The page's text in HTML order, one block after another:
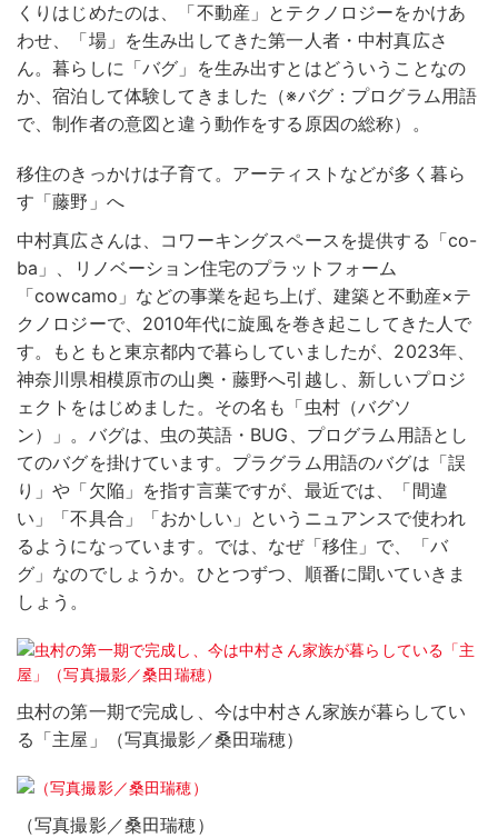
くりはじめたのは、「不動産」とテクノロジーをかけあ
わせ、「場」を生み出してきた第一人者・中村真広さ
ん。暮らしに「バグ」を生み出すとはどういうことなの
か、宿泊して体験してきました（※バグ：プログラム用語
で、制作者の意図と違う動作をする原因の総称）。
移住のきっかけは子育て。アーティストなどが多く暮ら
す「藤野」へ
中村真広さんは、コワーキングスペースを提供する「co-
ba」、リノベーション住宅のプラットフォーム
「cowcamo」などの事業を起ち上げ、建築と不動産×テ
クノロジーで、2010年代に旋風を巻き起こしてきた人で
す。もともと東京都内で暮らしていましたが、2023年、
神奈川県相模原市の山奥・藤野へ引越し、新しいプロジ
ェクトをはじめました。その名も「虫村（バグソ
ン）」。バグは、虫の英語・BUG、プログラム用語とし
てのバグを掛けています。プラグラム用語のバグは「誤
り」や「欠陥」を指す言葉ですが、最近では、「間違
い」「不具合」「おかしい」というニュアンスで使われ
るようになっています。では、なぜ「移住」で、「バ
グ」なのでしょうか。ひとつずつ、順番に聞いていきま
しょう。
虫村の第一期で完成し、今は中村さん家族が暮らしてい
る「主屋」（写真撮影／桑田瑞穂）
（写真撮影／桑田瑞穂）